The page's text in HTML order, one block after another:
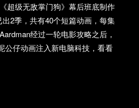
超级无敌掌门狗》幕后班底制作
2季，共有40个短篇动画，每集
经过一轮电影攻略之后，
公仔动画注入新电脑科技，看看